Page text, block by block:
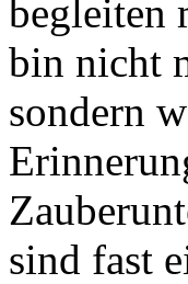
begleiten
bin nicht
sondern
sind fast